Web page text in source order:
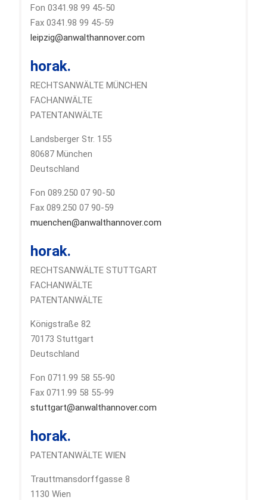
Fon 0341.98 99 45-50
Fax 0341.98 99 45-59
leipzig@anwalthannover.com
horak.
RECHTSANWÄLTE MÜNCHEN
FACHANWÄLTE
PATENTANWÄLTE
Landsberger Str. 155
80687 München
Deutschland
Fon 089.250 07 90-50
Fax 089.250 07 90-59
muenchen@anwalthannover.com
horak.
RECHTSANWÄLTE STUTTGART
FACHANWÄLTE
PATENTANWÄLTE
Königstraße 82
70173 Stuttgart
Deutschland
Fon 0711.99 58 55-90
Fax 0711.99 58 55-99
stuttgart@anwalthannover.com
horak.
PATENTANWÄLTE WIEN
Trauttmansdorffgasse 8
1130 Wien